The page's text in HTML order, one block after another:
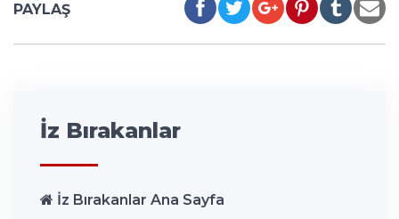
PAYLAŞ
İz Bırakanlar
İz Bırakanlar Ana Sayfa